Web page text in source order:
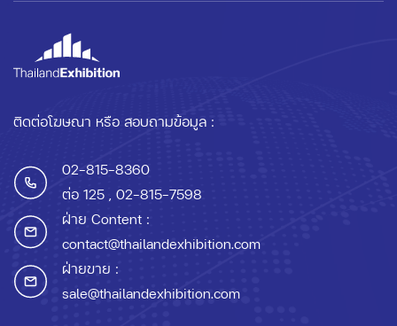
ติดต่อโฆษณา หรือ สอบถามข้อมูล :
02-815-8360
ต่อ 125 , 02-815-7598
ฝ่าย Content :
contact@thailandexhibition.com
ฝ่ายขาย :
sale@thailandexhibition.com